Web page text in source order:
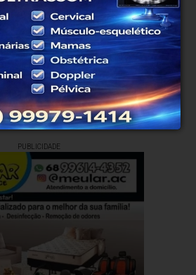
38°
22°
32°
21°
QUA
35°
23°
Atualizado às 12h01
PUBLICIDADE